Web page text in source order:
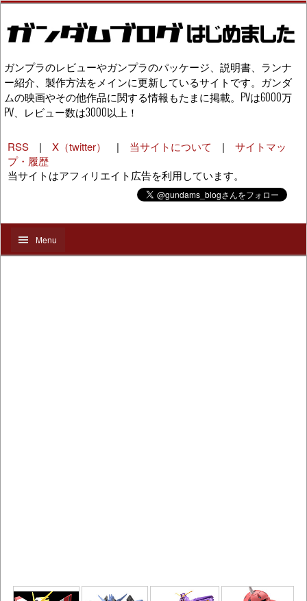
ガンプラのレビューやガンプラのパッケージ、説明書、ランナ
ー紹介、製作方法をメインに更新しているサイトです。ガンダ
ムの映画やその他作品に関する情報もたまに掲載。PVは6000万
PV、レビュー数は3000以上！
RSS | X（twitter） | 当サイトについて | サイトマッ
プ・履歴
当サイトはアフィリエイト広告を利用しています。
Menu